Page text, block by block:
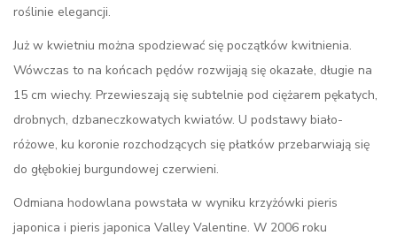
roślinie elegancji.
Już w kwietniu można spodziewać się początków kwitnienia.
Wówczas to na końcach pędów rozwijają się okazałe, długie na
15 cm wiechy. Przewieszają się subtelnie pod ciężarem pękatych,
drobnych, dzbaneczkowatych kwiatów. U podstawy biało-
różowe, ku koronie rozchodzących się płatków przebarwiają się
do głębokiej burgundowej czerwieni.
Odmiana hodowlana powstała w wyniku krzyżówki pieris
japonica i pieris japonica Valley Valentine. W 2006 roku